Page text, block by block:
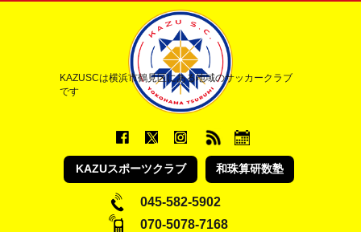
KAZUSCは横浜市鶴見区にある地域のサッカークラブ
です
KAZUスポーツクラブ 和珠算研数塾
045-582-5902
070-5078-7168